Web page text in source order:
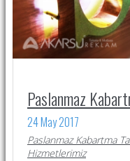
Paslanmaz
24 May 2017
Paslanmaz Kabartma
Hizmetlerimiz